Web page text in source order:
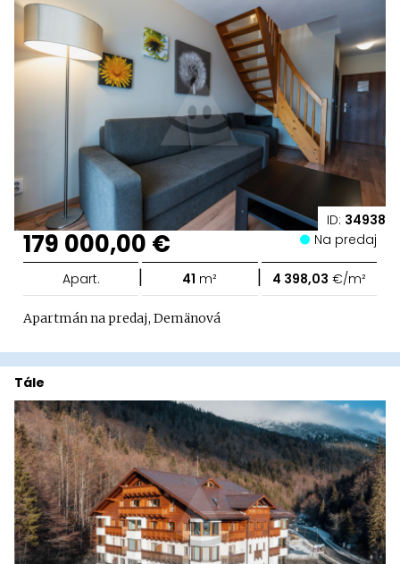
ID: 34938
179 000,00 € Na predaj
Apart. | 41 m² | 4 398,03 €/m²
Apartmán na predaj, Demänová
Tále